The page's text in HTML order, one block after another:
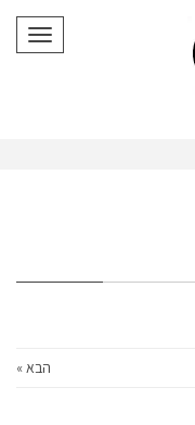
תפריט
הבא »